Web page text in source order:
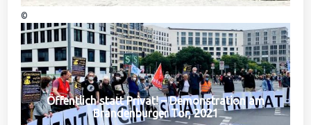
©
Öffentlich statt Privat! – Demonstration am
Brandenburger Tor, 2021